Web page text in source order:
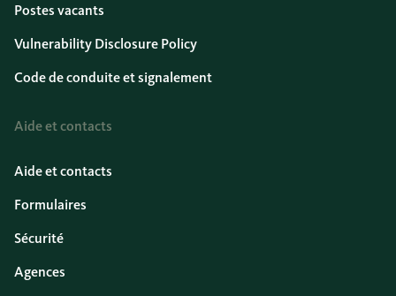
Postes vacants
Vulnerability Disclosure Policy
Code de conduite et signalement
Aide et contacts
Aide et contacts
Formulaires
Sécurité
Agences